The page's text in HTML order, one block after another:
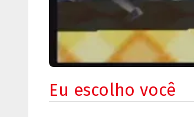
Eu escolho você